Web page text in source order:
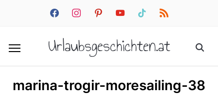
facebookinstagrampinterestyoutube tiktok rss
Urlaubsgeschichten.at
marina-trogir-moresailing-38